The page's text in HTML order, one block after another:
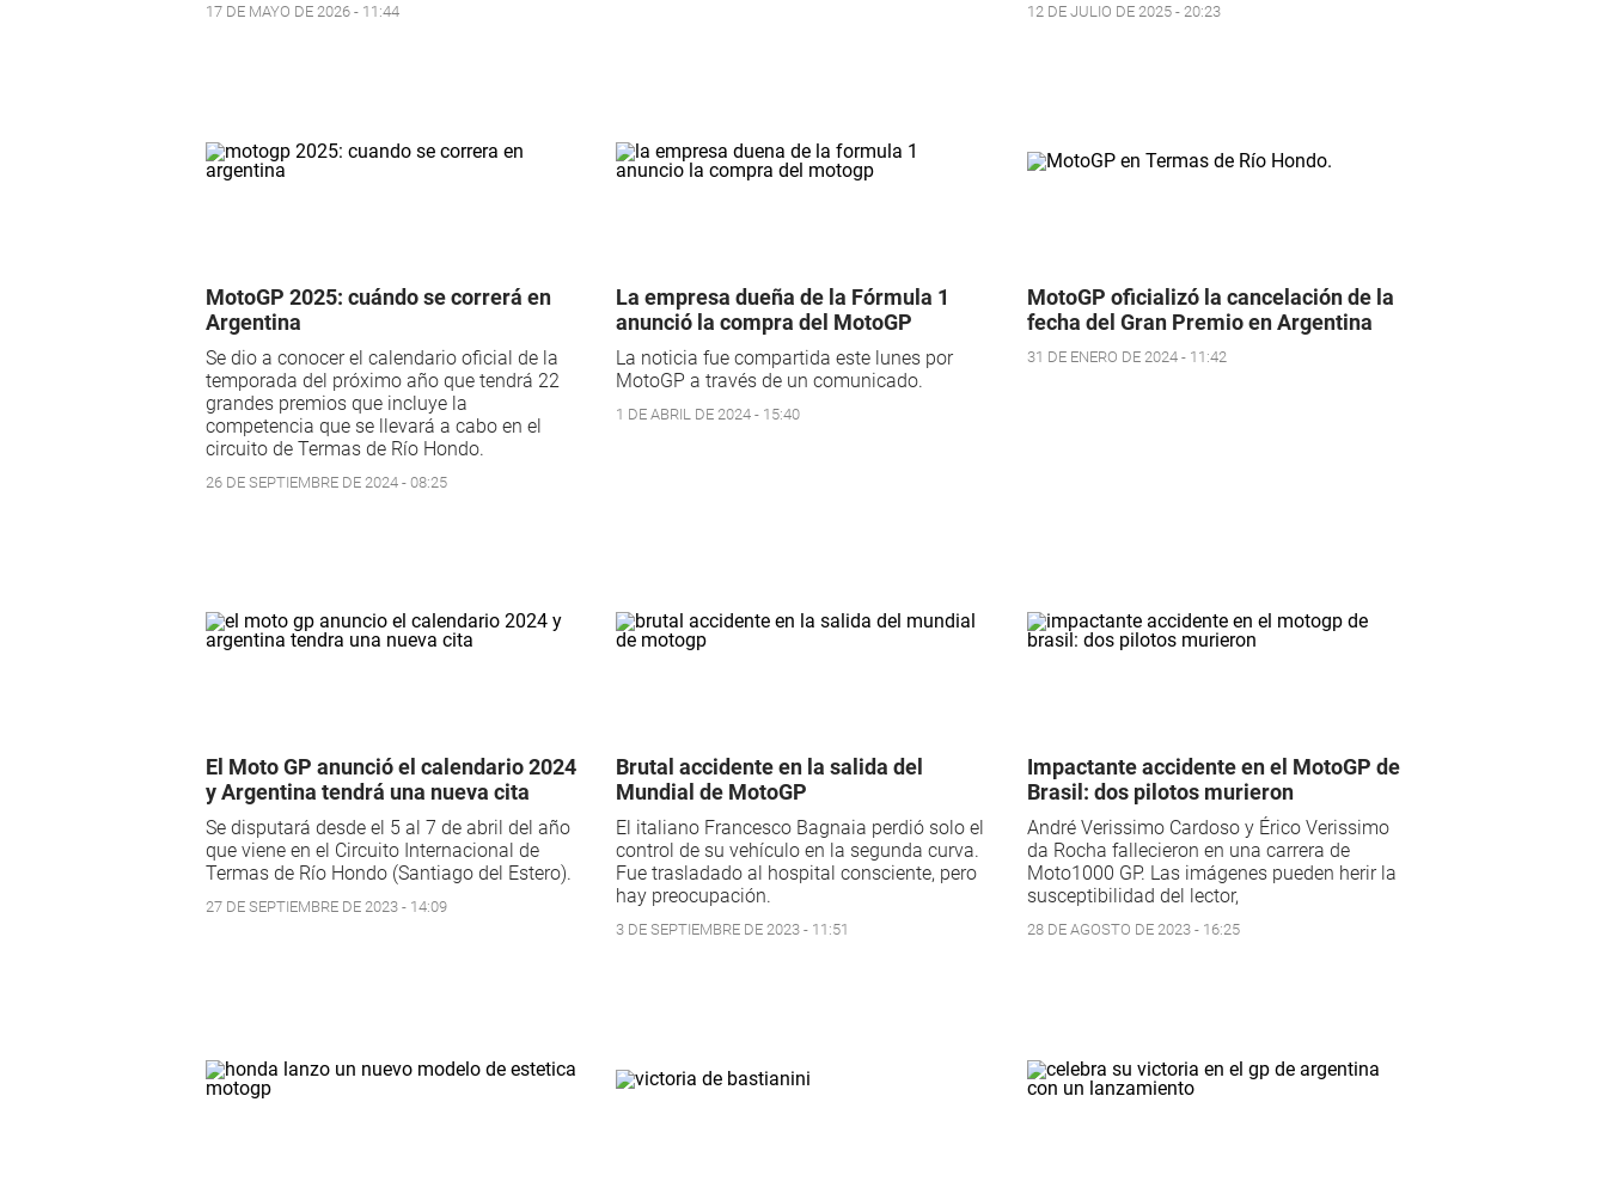
17 DE MAYO DE 2026 - 11:44 12 DE JULIO DE 2025 - 20:23
MotoGP 2025: cuándo se correrá en
Argentina
Se dio a conocer el calendario oficial de la
temporada del próximo año que tendrá 22
grandes premios que incluye la
competencia que se llevará a cabo en el
circuito de Termas de Río Hondo.
26 DE SEPTIEMBRE DE 2024 - 08:25
La empresa dueña de la Fórmula 1
anunció la compra del MotoGP
La noticia fue compartida este lunes por
MotoGP a través de un comunicado.
1 DE ABRIL DE 2024 - 15:40
MotoGP oficializó la cancelación de la
fecha del Gran Premio en Argentina
31 DE ENERO DE 2024 - 11:42
El Moto GP anunció el calendario 2024
y Argentina tendrá una nueva cita
Se disputará desde el 5 al 7 de abril del año
que viene en el Circuito Internacional de
Termas de Río Hondo (Santiago del Estero).
27 DE SEPTIEMBRE DE 2023 - 14:09
Brutal accidente en la salida del
Mundial de MotoGP
El italiano Francesco Bagnaia perdió solo el
control de su vehículo en la segunda curva.
Fue trasladado al hospital consciente, pero
hay preocupación.
3 DE SEPTIEMBRE DE 2023 - 11:51
Impactante accidente en el MotoGP de
Brasil: dos pilotos murieron
André Verissimo Cardoso y Érico Verissimo
da Rocha fallecieron en una carrera de
Moto1000 GP. Las imágenes pueden herir la
susceptibilidad del lector,
28 DE AGOSTO DE 2023 - 16:25